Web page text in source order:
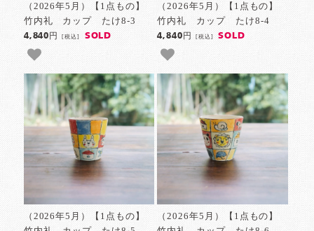
（2026年5月）【1点もの】
竹内礼 カップ たけ8-3
4,840円[税込] SOLD
（2026年5月）【1点もの】
竹内礼 カップ たけ8-4
4,840円 [税込] SOLD
（2026年5月）【1点もの】
（2026年5月）【1点もの】